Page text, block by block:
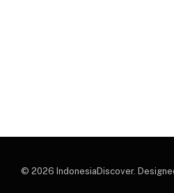
© 2026 IndonesiaDiscover.